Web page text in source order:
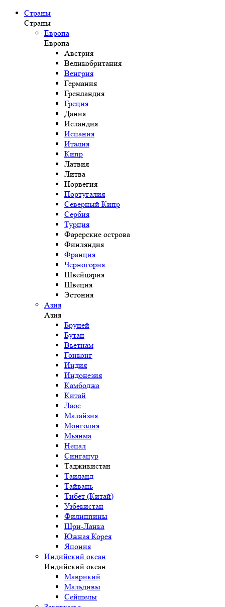
Страны
Страны
Европа
Европа
Австрия
Великобритания
Венгрия
Германия
Гренландия
Греция
Дания
Исландия
Испания
Италия
Кипр
Латвия
Литва
Норвегия
Португалия
Северный Кипр
Сербия
Турция
Фарерские острова
Финляндия
Франция
Черногория
Швейцария
Швеция
Эстония
Азия
Азия
Бруней
Бутан
Вьетнам
Гонконг
Индия
Индонезия
Камбоджа
Китай
Лаос
Малайзия
Монголия
Мьянма
Непал
Сингапур
Таджикистан
Таиланд
Тайвань
Тибет (Китай)
Узбекистан
Филиппины
Шри-Ланка
Южная Корея
Япония
Индийский океан
Индийский океан
Маврикий
Мальдивы
Сейшелы